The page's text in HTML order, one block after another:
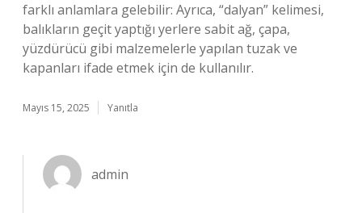
farklı anlamlara gelebilir: Ayrıca, “dalyan” kelimesi,
balıkların geçit yaptığı yerlere sabit ağ, çapa,
yüzdürücü gibi malzemelerle yapılan tuzak ve
kapanları ifade etmek için de kullanılır.
Mayıs 15, 2025 Yanıtla
admin